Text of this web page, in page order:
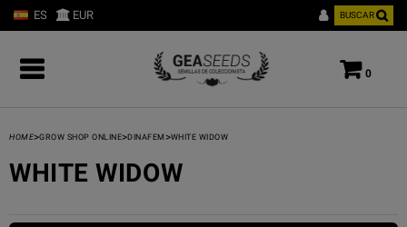
ES EUR BUSCAR
0
HOME>GROW SHOP ONLINE>DINAFEM >WHITE WIDOW
WHITE WIDOW